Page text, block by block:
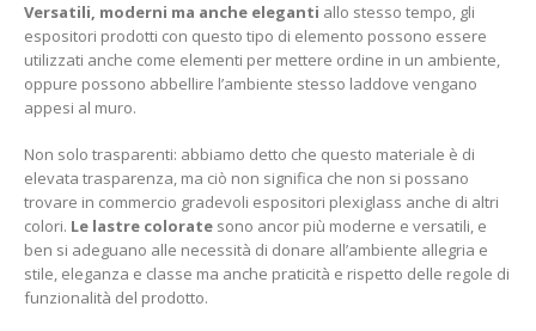
Versatili, moderni ma anche eleganti allo stesso tempo, gli
espositori prodotti con questo tipo di elemento possono essere
utilizzati anche come elementi per mettere ordine in un ambiente,
oppure possono abbellire l’ambiente stesso laddove vengano
appesi al muro.
Non solo trasparenti: abbiamo detto che questo materiale è di
elevata trasparenza, ma ciò non significa che non si possano
trovare in commercio gradevoli espositori plexiglass anche di altri
colori. Le lastre colorate sono ancor più moderne e versatili, e
ben si adeguano alle necessità di donare all’ambiente allegria e
stile, eleganza e classe ma anche praticità e rispetto delle regole di
funzionalità del prodotto.